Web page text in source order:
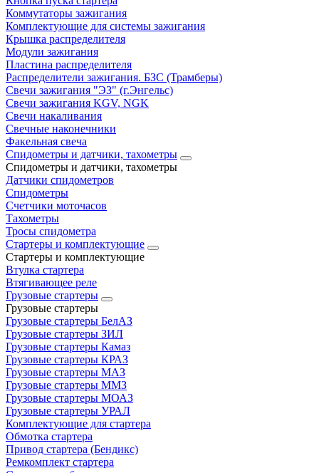
Коммутаторы зажигания
Комплектующие для системы зажигания
Крышка распределителя
Модули зажигания
Пластина распределителя
Распределители зажигания. БЗС (Трамберы)
Свечи зажигания "ЭЗ" (г.Энгельс)
Свечи зажигания KGV, NGK
Свечи накаливания
Свечные наконечники
Факельная свеча
Спидометры и датчики, тахометры
Спидометры и датчики, тахометры
Датчики спидометров
Спидометры
Счетчики моточасов
Тахометры
Тросы спидометра
Стартеры и комплектующие
Стартеры и комплектующие
Втулка стартера
Втягивающее реле
Грузовые стартеры
Грузовые стартеры
Грузовые стартеры БелАЗ
Грузовые стартеры ЗИЛ
Грузовые стартеры Камаз
Грузовые стартеры КРАЗ
Грузовые стартеры МАЗ
Грузовые стартеры ММЗ
Грузовые стартеры МОАЗ
Грузовые стартеры УРАЛ
Комплектующие для стартера
Обмотка стартера
Привод стартера (Бендикс)
Ремкомплект стартера